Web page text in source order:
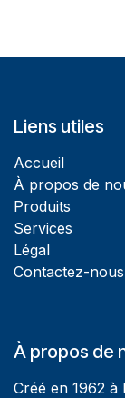
Liens utiles
Accueil
À propos de
Produits
Services
Légal
Contactez-nous
À propos de
Créé en 1962 à